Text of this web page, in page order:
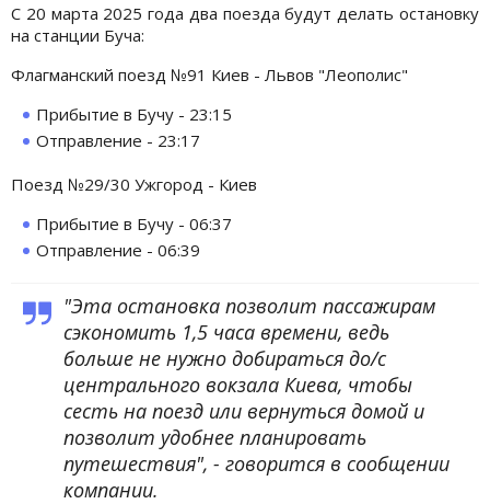
С 20 марта 2025 года два поезда будут делать остановку
на станции Буча:
Флагманский поезд №91 Киев - Львов "Леополис"
Прибытие в Бучу - 23:15
Отправление - 23:17
Поезд №29/30 Ужгород - Киев
Прибытие в Бучу - 06:37
Отправление - 06:39
"Эта остановка позволит пассажирам
сэкономить 1,5 часа времени, ведь
больше не нужно добираться до/с
центрального вокзала Киева, чтобы
сесть на поезд или вернуться домой и
позволит удобнее планировать
путешествия", - говорится в сообщении
компании.